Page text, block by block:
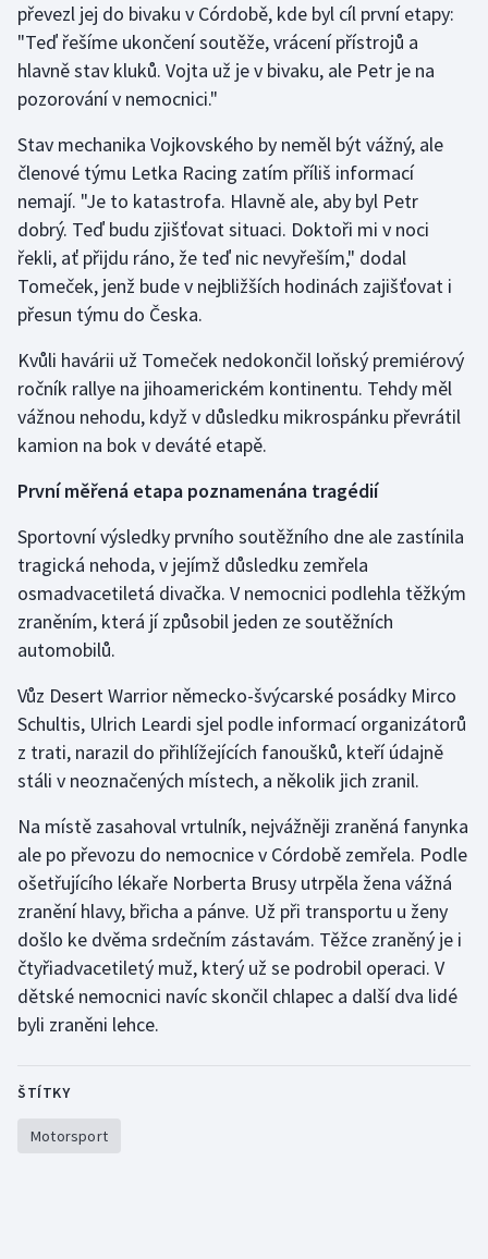
Parasport
Plavání
Plážový volejbal
Ragby
Rychlobruslení
Rychlostní kanoistika
Sportovní střelba
Stolní tenis
Triatlon
Veslování
Vodní slalom
Volejbal
Ostatní
převezl jej do bivaku v Córdobě, kde byl cíl první etapy:
"Teď řešíme ukončení soutěže, vrácení přístrojů a
hlavně stav kluků. Vojta už je v bivaku, ale Petr je na
pozorování v nemocnici."
Stav mechanika Vojkovského by neměl být vážný, ale
členové týmu Letka Racing zatím příliš informací
nemají. "Je to katastrofa. Hlavně ale, aby byl Petr
dobrý. Teď budu zjišťovat situaci. Doktoři mi v noci
řekli, ať přijdu ráno, že teď nic nevyřeším," dodal
Tomeček, jenž bude v nejbližších hodinách zajišťovat i
přesun týmu do Česka.
Kvůli havárii už Tomeček nedokončil loňský premiérový
ročník rallye na jihoamerickém kontinentu. Tehdy měl
vážnou nehodu, když v důsledku mikrospánku převrátil
kamion na bok v deváté etapě.
První měřená etapa poznamenána tragédií
Sportovní výsledky prvního soutěžního dne ale zastínila
tragická nehoda, v jejímž důsledku zemřela
osmadvacetiletá divačka. V nemocnici podlehla těžkým
zraněním, která jí způsobil jeden ze soutěžních
automobilů.
Vůz Desert Warrior německo-švýcarské posádky Mirco
Schultis, Ulrich Leardi sjel podle informací organizátorů
z trati, narazil do přihlížejících fanoušků, kteří údajně
stáli v neoznačených místech, a několik jich zranil.
Na místě zasahoval vrtulník, nejvážněji zraněná fanynka
ale po převozu do nemocnice v Córdobě zemřela. Podle
ošetřujícího lékaře Norberta Brusy utrpěla žena vážná
zranění hlavy, břicha a pánve. Už při transportu u ženy
došlo ke dvěma srdečním zástavám. Těžce zraněný je i
čtyřiadvacetiletý muž, který už se podrobil operaci. V
dětské nemocnici navíc skončil chlapec a další dva lidé
byli zraněni lehce.
ŠTÍTKY
Motorsport